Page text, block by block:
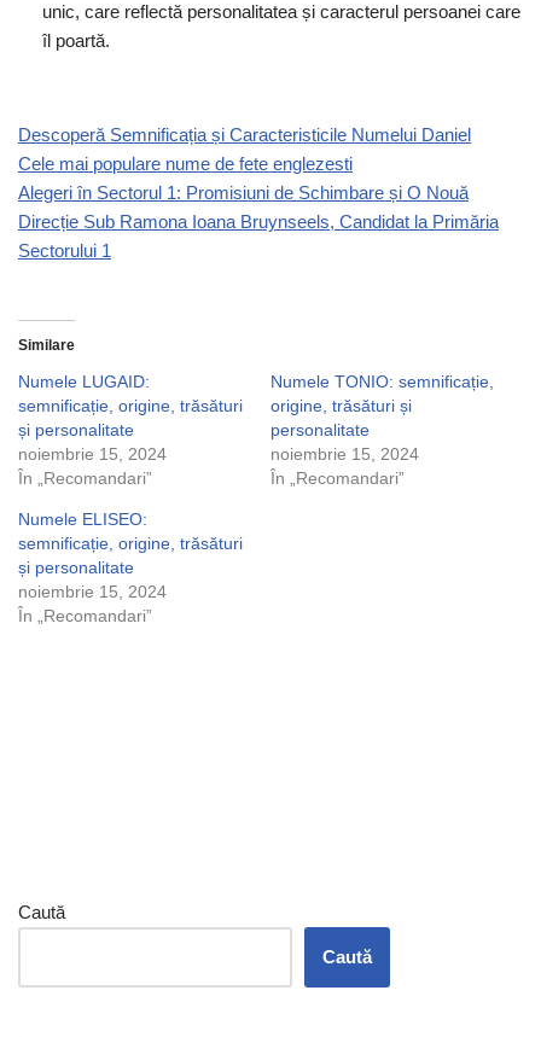
unic, care reflectă personalitatea și caracterul persoanei care
îl poartă.
Descoperă Semnificația și Caracteristicile Numelui Daniel
Cele mai populare nume de fete englezesti
Alegeri în Sectorul 1: Promisiuni de Schimbare și O Nouă
Direcție Sub Ramona Ioana Bruynseels, Candidat la Primăria
Sectorului 1
Similare
Numele LUGAID:
semnificație, origine, trăsături
și personalitate
noiembrie 15, 2024
În „Recomandari”
Numele TONIO: semnificație,
origine, trăsături și
personalitate
noiembrie 15, 2024
În „Recomandari”
Numele ELISEO:
semnificație, origine, trăsături
și personalitate
noiembrie 15, 2024
În „Recomandari”
Caută
Caută